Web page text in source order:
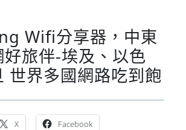
Wifi分享器，中東
旅伴-埃及、以色
世界多國網路吃到飽
X Facebook